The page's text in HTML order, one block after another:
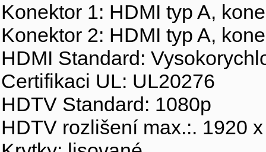
Konektor 1: HDMI typ A,
Konektor 2: HDMI typ A,
HDMI Standard:
Certifikaci UL: UL20276
HDTV Standard: 1080p
HDTV rozlišení max.:. 1920